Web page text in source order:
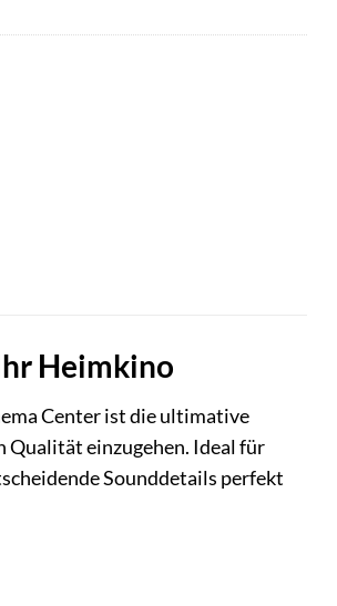
Heimkino
Center ist die ultimative
Qualität einzugehen. Ideal für
Sounddetails perfekt